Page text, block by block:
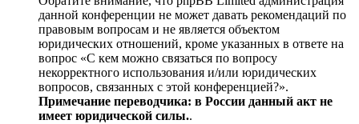
данной конференции не может давать рекомендаций по
правовым вопросам и не является объектом
юридических отношений, кроме указанных в ответе на
вопрос «С кем можно связаться по вопросу
некорректного использования и/или юридических
вопросов, связанных с этой конференцией?».
Примечание переводчика: в России данный акт не
имеет юридической силы..